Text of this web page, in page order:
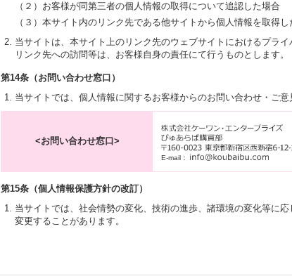
（２）お客様が同第三者の個人情報の取得について追認した場合
（３）本サイト内のリンク先である他サイトから個人情報を取得し
当サイトは、本サイト上のリンク先のウェブサイトにおけるプラ
リンク先への訪問等は、お客様自身の責任にて行うものとします。
第14条（お問い合わせ窓口）
当サイトでは、個人情報に関するお客様からのお問い合わせ・ご意
<お問い合わせ窓口>
E-mail：
第15条（個人情報保護方針の改訂）
当サイトでは、社会情勢の変化、技術の進歩、諸環境の変化等に
変更することがあります。